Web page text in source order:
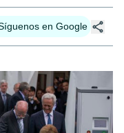
en Google